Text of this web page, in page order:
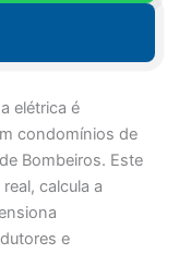
elétrica é
condomínios de
Bombeiros. Este
calcula a
e